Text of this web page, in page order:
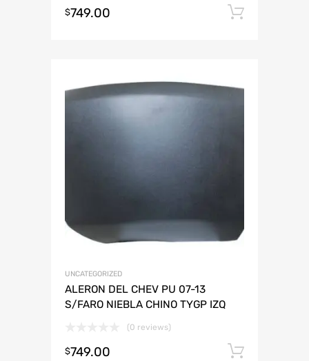
$749.00
UNCATEGORIZED
ALERON DEL CHEV PU 07-13
S/FARO NIEBLA CHINO TYGP IZQ
(0 reviews)
$749.00